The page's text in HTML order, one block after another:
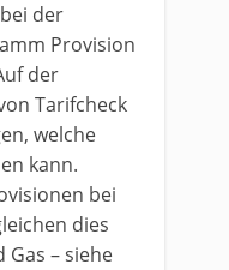
der
Provision
der
Tarifcheck
welche
kann.
bei
dies
– siehe